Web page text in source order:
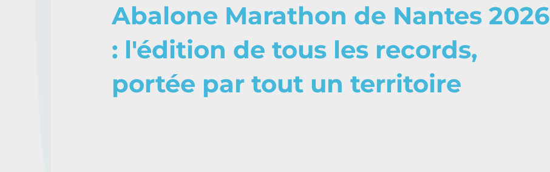
Abalone Marathon de Nantes 2026
: l'édition de tous les records,
portée par tout un territoire